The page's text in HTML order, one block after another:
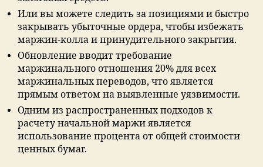
Или вы можете следить за позициями и быстро
закрывать убыточные ордера, чтобы избежать
маржин-колла и принудительного закрытия.
Обновление вводит требование
маржинального отношения 20% для всех
маржинальных переводов, что является
прямым ответом на выявленные уязвимости.
Одним из распространенных подходов к
расчету начальной маржи является
использование процента от общей стоимости
ценных бумаг.